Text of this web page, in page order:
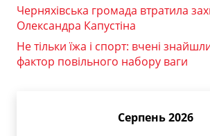
Черняхівська громада втратила
Олександра Капустіна
Не тільки їжа і спорт: вчені
фактор повільного набору ваги
Серпень 2026